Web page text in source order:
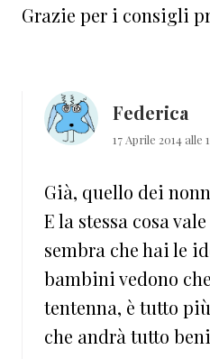
Grazie per i consigli
Federica
17 Aprile 2014 alle
Già, quello dei
E la stessa cosa
sembra che hai le
bambini vedono
tentenna, è tutto
che andrà tutto